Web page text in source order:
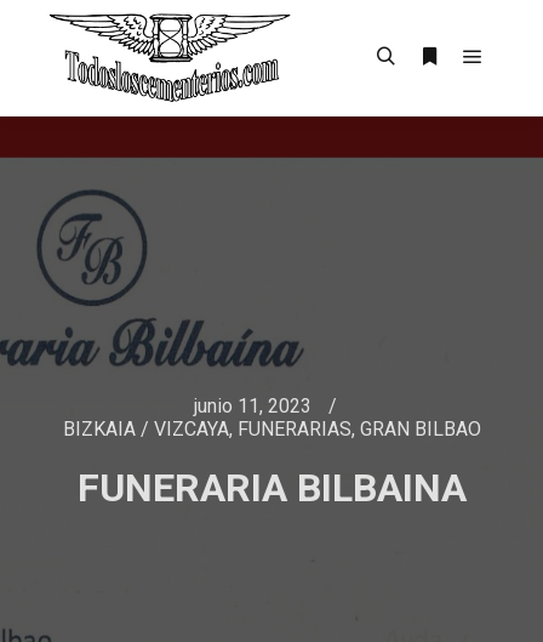
junio 11, 2023
BIZKAIA / VIZCAYA, FUNERARIAS, GRAN BILBAO
FUNERARIA BILBAINA